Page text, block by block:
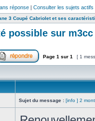
réponse | Consulter les sujets actifs
3 Coupé Cabriolet et ses
possible sur m3cc
Page 1 sur 1 [ 1
Sujet du message : [info ] 2